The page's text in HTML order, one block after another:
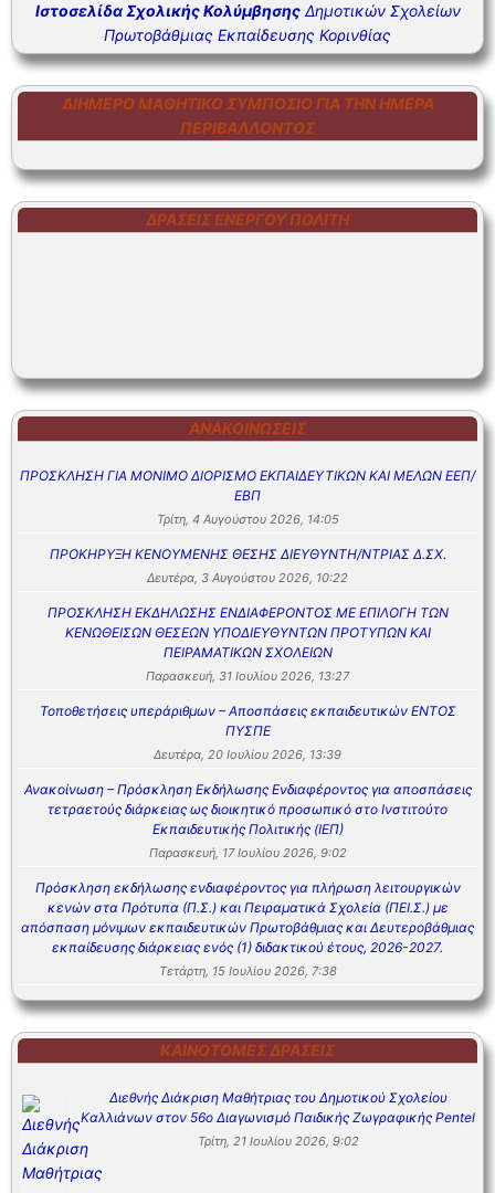
Ιστοσελίδα Σχολικής ΚολύμβησηςΔημοτικών Σχολείων
Πρωτοβάθμιας Εκπαίδευσης Κορινθίας
ΔΙΉΜΕΡΟ ΜΑΘΗΤΙΚΌ ΣΥΜΠΌΣΙΟ ΓΙΑ ΤΗΝ ΗΜΈΡΑ
ΠΕΡΙΒΆΛΛΟΝΤΟΣ
ΔΡΆΣΕΙΣ ΕΝΕΡΓΟΎ ΠΟΛΊΤΗ
ΑΝΑΚΟΙΝΏΣΕΙΣ
ΠΡΟΣΚΛΗΣΗ ΓΙΑ ΜΟΝΙΜΟ ΔΙΟΡΙΣΜΟ ΕΚΠΑΙΔΕΥΤΙΚΩΝ ΚΑΙ ΜΕΛΩΝ ΕΕΠ/
ΕΒΠ
Τρίτη, 4 Αυγούστου 2026, 14:05
ΠΡΟΚΗΡΥΞΗ ΚΕΝΟΥΜΕΝΗΣ ΘΕΣΗΣ ΔΙΕΥΘΥΝΤΗ/ΝΤΡΙΑΣ Δ.ΣΧ.
Δευτέρα, 3 Αυγούστου 2026, 10:22
ΠΡΟΣΚΛΗΣΗ ΕΚΔΗΛΩΣΗΣ ΕΝΔΙΑΦΕΡΟΝΤΟΣ ΜΕ ΕΠΙΛΟΓΗ ΤΩΝ
ΚΕΝΩΘΕΙΣΩΝ ΘΕΣΕΩΝ ΥΠΟΔΙΕΥΘΥΝΤΩΝ ΠΡΟΤΥΠΩΝ ΚΑΙ
ΠΕΙΡΑΜΑΤΙΚΩΝ ΣΧΟΛΕΙΩΝ
Παρασκευή, 31 Ιουλίου 2026, 13:27
Τοποθετήσεις υπεράριθμων – Αποσπάσεις εκπαιδευτικών ΕΝΤΟΣ
ΠΥΣΠΕ
Δευτέρα, 20 Ιουλίου 2026, 13:39
Ανακοίνωση – Πρόσκληση Εκδήλωσης Ενδιαφέροντος για αποσπάσεις
τετραετούς διάρκειας ως διοικητικό προσωπικό στο Ινστιτούτο
Εκπαιδευτικής Πολιτικής (ΙΕΠ)
Παρασκευή, 17 Ιουλίου 2026, 9:02
Πρόσκληση εκδήλωσης ενδιαφέροντος για πλήρωση λειτουργικών
κενών στα Πρότυπα (Π.Σ.) και Πειραματικά Σχολεία (ΠΕΙ.Σ.) με
απόσπαση μόνιμων εκπαιδευτικών Πρωτοβάθμιας και Δευτεροβάθμιας
εκπαίδευσης διάρκειας ενός (1) διδακτικού έτους, 2026-2027.
Τετάρτη, 15 Ιουλίου 2026, 7:38
ΚΑΙΝΟΤΌΜΕΣ ΔΡΆΣΕΙΣ
Διεθνής Διάκριση Μαθήτριας του Δημοτικού Σχολείου
Καλλιάνων στον 56ο Διαγωνισμό Παιδικής Ζωγραφικής Pentel
Τρίτη, 21 Ιουλίου 2026, 9:02